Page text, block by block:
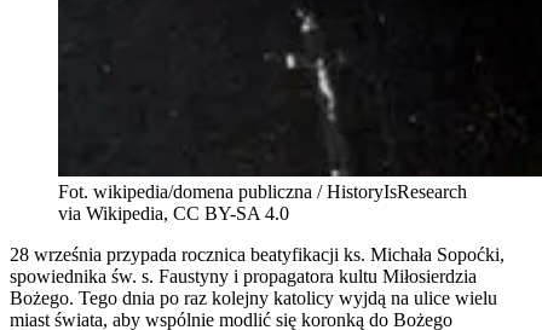
Fot. wikipedia/domena publiczna / HistoryIsResearch
via Wikipedia, CC BY-SA 4.0
28 września przypada rocznica beatyfikacji ks. Michała Sopoćki,
spowiednika św. s. Faustyny i propagatora kultu Miłosierdzia
Bożego. Tego dnia po raz kolejny katolicy wyjdą na ulice wielu
miast świata, aby wspólnie modlić się koronką do Bożego